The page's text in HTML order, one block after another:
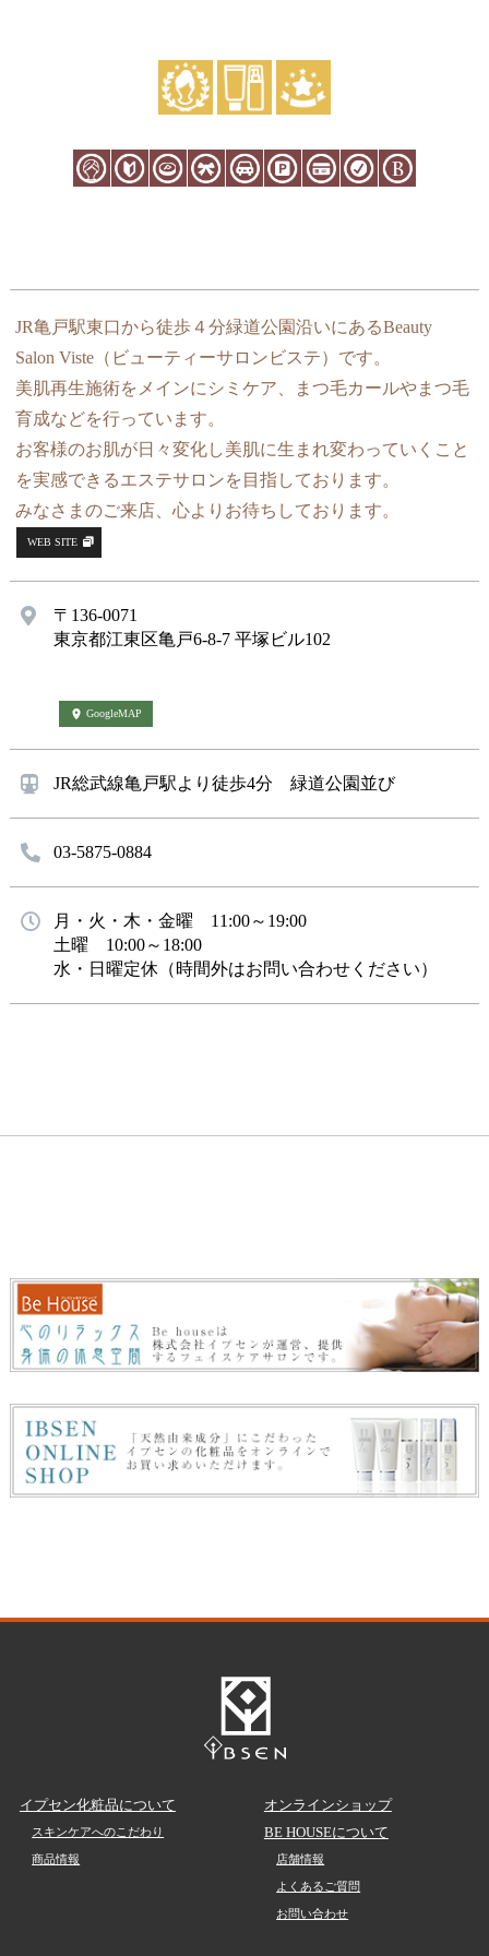
JR亀戸駅東口から徒歩４分緑道公園沿いにあるBeauty
Salon Viste（ビューティーサロンビステ）です。
美肌再生施術をメインにシミケア、まつ毛カールやまつ毛
育成などを行っています。
お客様のお肌が日々変化し美肌に生まれ変わっていくこと
を実感できるエステサロンを目指しております。
みなさまのご来店、心よりお待ちしております。
WEB SITE
〒136-0071
東京都江東区亀戸6-8-7 平塚ビル102
GoogleMAP
JR総武線亀戸駅より徒歩4分 緑道公園並び
03-5875-0884
月・火・木・金曜 11:00～19:00
土曜 10:00～18:00
水・日曜定休（時間外はお問い合わせください）
イプセン化粧品について
スキンケアへのこだわり
商品情報
オンラインショップ
BE HOUSEについて
店舗情報
よくあるご質問
お問い合わせ